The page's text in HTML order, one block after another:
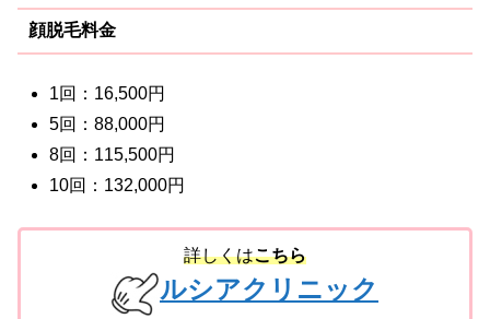
顔脱毛料金
1回：16,500円
5回：88,000円
8回：115,500円
10回：132,000円
詳しくはこちら
ルシアクリニック